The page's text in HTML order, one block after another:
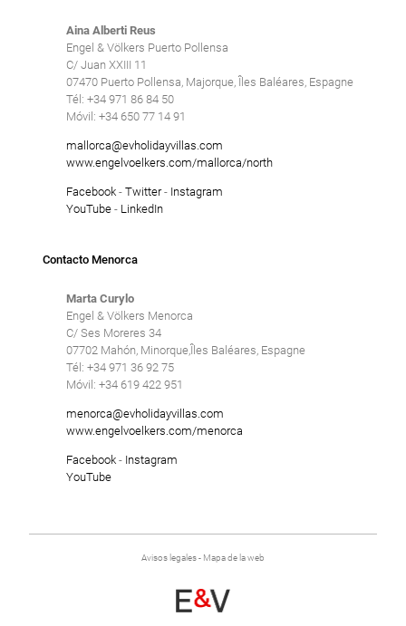
Aina Alberti Reus
Engel & Völkers Puerto Pollensa
C/ Juan XXIII 11
07470 Puerto Pollensa, Majorque, Îles Baléares, Espagne
Tél: +34 971 86 84 50
Móvil: +34 650 77 14 91
mallorca@evholidayvillas.com
www.engelvoelkers.com/mallorca/north
Facebook- Twitter- Instagram
YouTube- LinkedIn
Contacto Menorca
Marta Curylo
Engel & Völkers Menorca
C/ Ses Moreres 34
07702 Mahón, Minorque,Îles Baléares, Espagne
Tél: +34 971 36 92 75
Móvil: +34 619 422 951
menorca@evholidayvillas.com
www.engelvoelkers.com/menorca
Facebook- Instagram
YouTube
Avisos legales- Mapa de la web